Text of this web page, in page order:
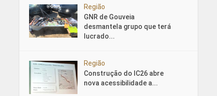
Região
GNR de Gouveia
desmantela grupo que terá
lucrado...
Região
Construção do IC26 abre
nova acessibilidade a...